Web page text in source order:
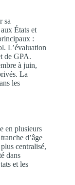
sa
États et
:
L’évaluation
de GPA.
à juin,
La
les
en plusieurs
d’âge
centralisé,
dans
et les